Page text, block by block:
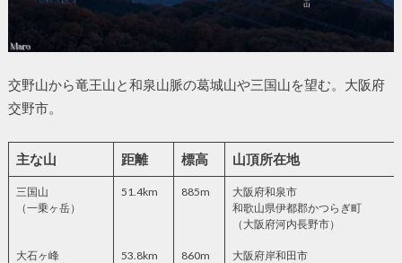
交野山から竜王山と和泉山脈の葛城山や三国山を望む。大阪府
交野市。
主な山 距離 標高 山頂所在地
三国山
（一乗ヶ岳）
51.4km 885m
大阪府和泉市
和歌山県伊都郡かつらぎ町
（大阪府河内長野市）
大石ヶ峰
53.8km 860m
大阪府岸和田市